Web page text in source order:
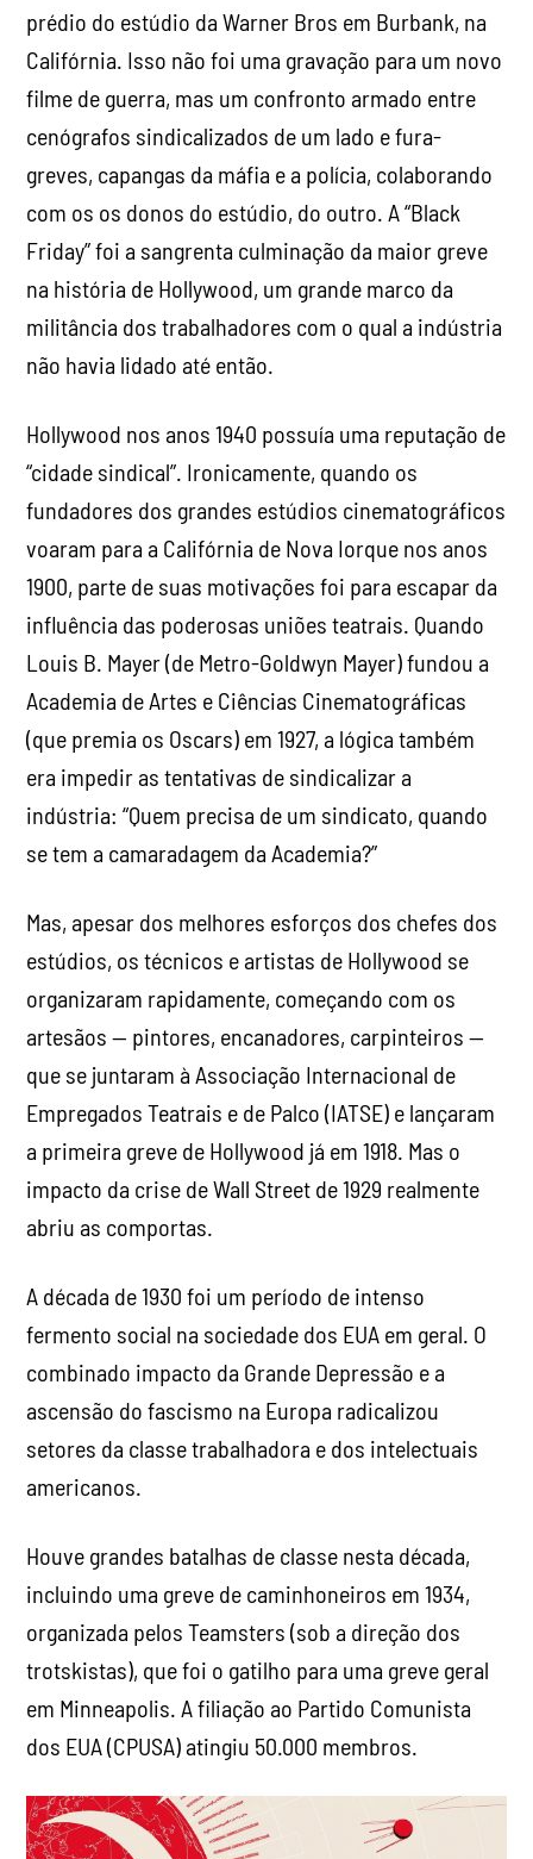
prédio do estúdio da Warner Bros em Burbank, na
Califórnia. Isso não foi uma gravação para um novo
filme de guerra, mas um confronto armado entre
cenógrafos sindicalizados de um lado e fura-
greves, capangas da máfia e a polícia, colaborando
com os os donos do estúdio, do outro. A “Black
Friday” foi a sangrenta culminação da maior greve
na história de Hollywood, um grande marco da
militância dos trabalhadores com o qual a indústria
não havia lidado até então.
Hollywood nos anos 1940 possuía uma reputação de
“cidade sindical”. Ironicamente, quando os
fundadores dos grandes estúdios cinematográficos
voaram para a Califórnia de Nova Iorque nos anos
1900, parte de suas motivações foi para escapar da
influência das poderosas uniões teatrais. Quando
Louis B. Mayer (de Metro-Goldwyn Mayer) fundou a
Academia de Artes e Ciências Cinematográficas
(que premia os Oscars) em 1927, a lógica também
era impedir as tentativas de sindicalizar a
indústria: “Quem precisa de um sindicato, quando
se tem a camaradagem da Academia?”
Mas, apesar dos melhores esforços dos chefes dos
estúdios, os técnicos e artistas de Hollywood se
organizaram rapidamente, começando com os
artesãos — pintores, encanadores, carpinteiros —
que se juntaram à Associação Internacional de
Empregados Teatrais e de Palco (IATSE) e lançaram
a primeira greve de Hollywood já em 1918. Mas o
impacto da crise de Wall Street de 1929 realmente
abriu as comportas.
A década de 1930 foi um período de intenso
fermento social na sociedade dos EUA em geral. O
combinado impacto da Grande Depressão e a
ascensão do fascismo na Europa radicalizou
setores da classe trabalhadora e dos intelectuais
americanos.
Houve grandes batalhas de classe nesta década,
incluindo uma greve de caminhoneiros em 1934,
organizada pelos Teamsters (sob a direção dos
trotskistas), que foi o gatilho para uma greve geral
em Minneapolis. A filiação ao Partido Comunista
dos EUA (CPUSA) atingiu 50.000 membros.